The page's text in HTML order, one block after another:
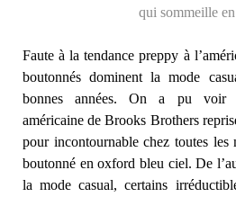
qui sommeille
Faute à la tendance preppy à
boutonnés dominent la mode
bonnes années. On a pu voir
américaine de Brooks Brothers
pour incontournable chez toutes les
boutonné en oxford bleu ciel. De
la mode casual, certains